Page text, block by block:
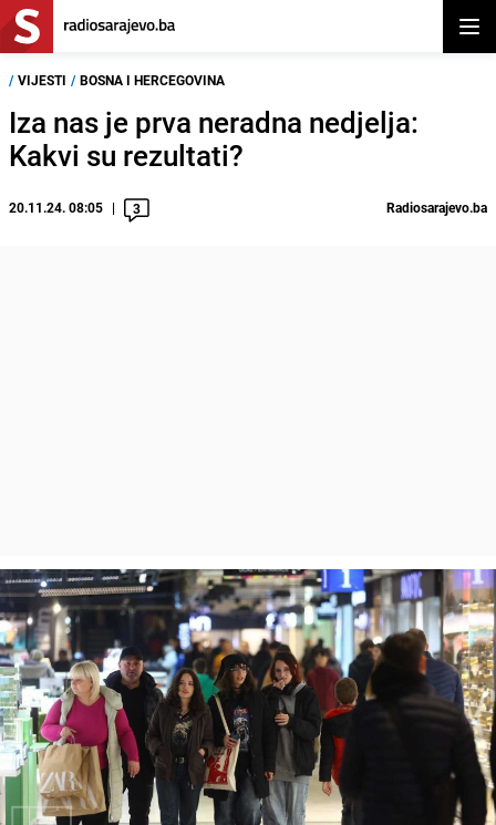
/ VIJESTI / BOSNA I HERCEGOVINA
Iza nas je prva neradna nedjelja:
Kakvi su rezultati?
20.11.24. 08:05 3 Radiosarajevo.ba